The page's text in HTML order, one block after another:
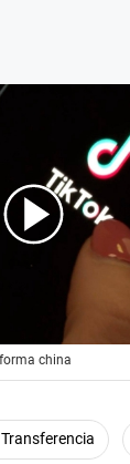
china
Transferencia